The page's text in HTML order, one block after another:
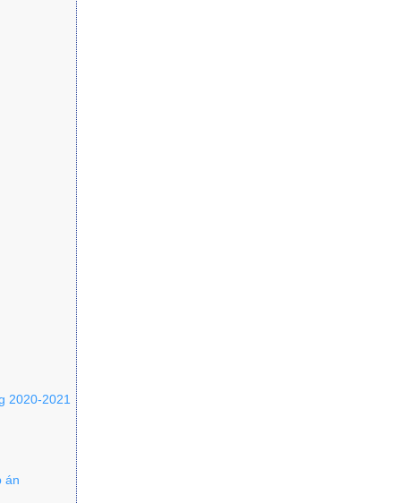
2020-2021
án